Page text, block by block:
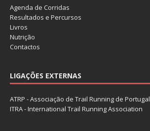
Agenda de Corridas
Resultados e Percursos
Livros
Nutrição
Contactos
LIGAÇÕES EXTERNAS
ATRP - Associação de Trail Running de Portugal
ITRA - International Trail Running Association